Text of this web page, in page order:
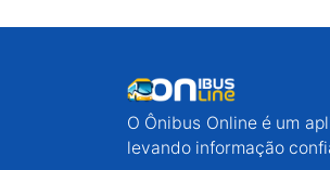
O Ônibus Online é um
levando informação